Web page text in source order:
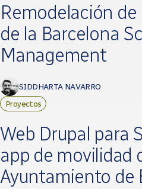
Remodelación de
de la Barcelona
Management
SIDDHARTA NAVARRO
Proyectos
Web Drupal para
app de movilidad
Ayuntamiento de